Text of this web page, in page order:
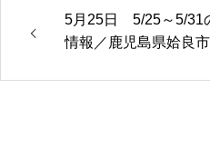
5月25日 5/25～5/31
情報／鹿児島県姶良